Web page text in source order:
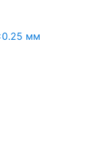
мм